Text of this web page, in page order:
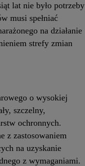
lat nie było potrzeby
musi spełniać
na działanie
strefy zmian
o wysokiej
szczelny,
ochronnych.
z zastosowaniem
na uzyskanie
z wymaganiami.